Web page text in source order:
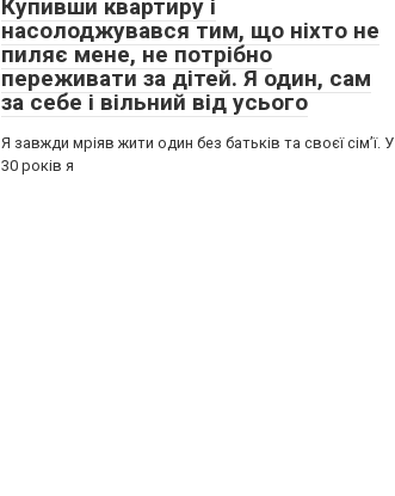
Купивши квартиру і
насолоджувався тим, що ніхто не
пиляє мене, не потрібно
переживати за дітей. Я один, сам
за себе і вільний від усього
Я завжди мріяв жити один без батьків та своєї сім’ї. У
30 років я